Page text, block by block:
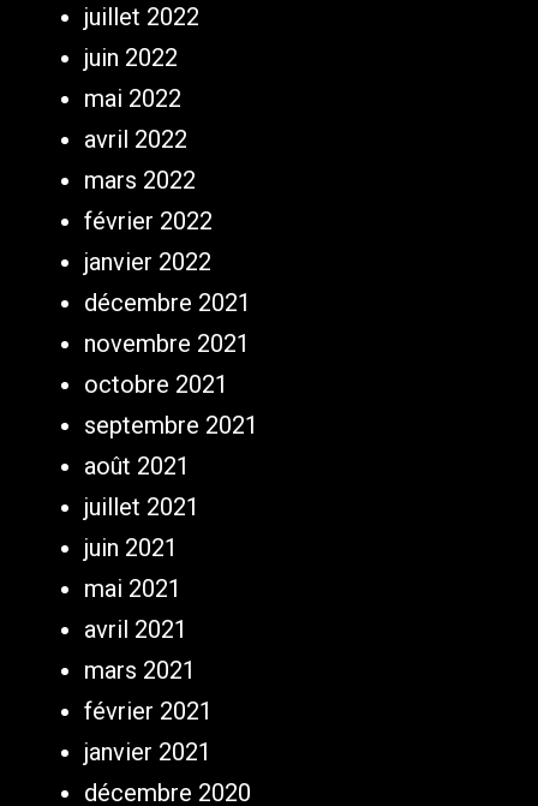
juillet 2022
juin 2022
mai 2022
avril 2022
mars 2022
février 2022
janvier 2022
décembre 2021
novembre 2021
octobre 2021
septembre 2021
août 2021
juillet 2021
juin 2021
mai 2021
avril 2021
mars 2021
février 2021
janvier 2021
décembre 2020